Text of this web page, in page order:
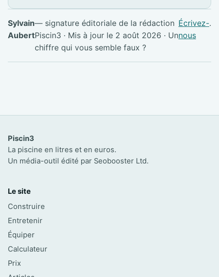
Sylvain
Aubert
— signature éditoriale de la rédaction
Piscin3 · Mis à jour le 2 août 2026 · Un
chiffre qui vous semble faux ?
Écrivez-
nous
.
Piscin3
La piscine en litres et en euros.
Un média-outil édité par Seobooster Ltd.
Le site
Construire
Entretenir
Équiper
Calculateur
Prix